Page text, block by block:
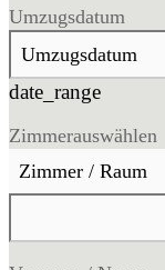
Umzugsdatum
date_range
Zimmerauswählen